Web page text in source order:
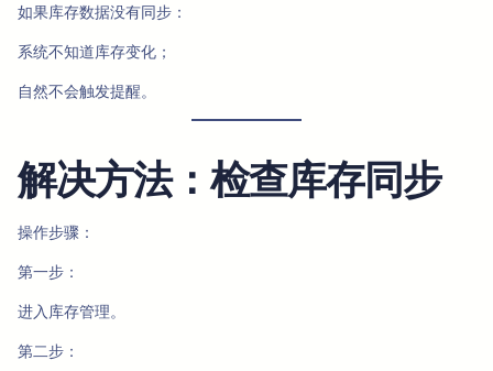
如果库存数据没有同步：
系统不知道库存变化；
自然不会触发提醒。
解决方法：检查库存同步
操作步骤：
第一步：
进入库存管理。
第二步：